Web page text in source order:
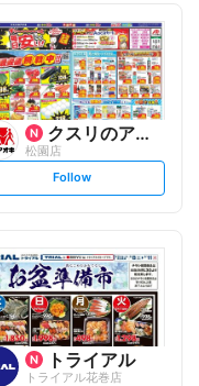
l
o
w
クスリのアオキ
松園店
s
t
o
w
Follow
トライアル
トライアル花巻店